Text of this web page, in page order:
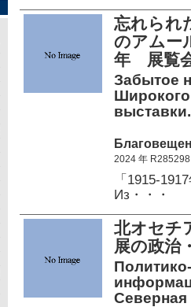
忘れられ
のアムー
年 展覧
Забытое
2024 年 R285298
「1915-
Из・・・
北オセチ
展の政